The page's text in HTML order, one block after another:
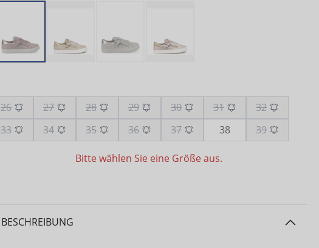
26 27 28 29 30 31
32
33
34 35 36 37 38 39
Bitte wählen Sie eine Größe aus.
BESCHREIBUNG